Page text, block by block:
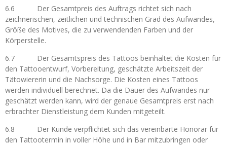
6.6 Der Gesamtpreis des Auftrags richtet sich nach
zeichnerischen, zeitlichen und technischen Grad des Aufwandes,
Größe des Motives, die zu verwendenden Farben und der
Körperstelle.
6.7 Der Gesamtspreis des Tattoos beinhaltet die Kosten für
den Tattooentwurf, Vorbereitung, geschätzte Arbeitszeit der
Tätowiererin und die Nachsorge. Die Kosten eines Tattoos
werden individuell berechnet. Da die Dauer des Aufwandes nur
geschätzt werden kann, wird der genaue Gesamtpreis erst nach
erbrachter Dienstleistung dem Kunden mitgeteilt.
6.8 Der Kunde verpflichtet sich das vereinbarte Honorar für
den Tattootermin in voller Höhe und in Bar mitzubringen oder